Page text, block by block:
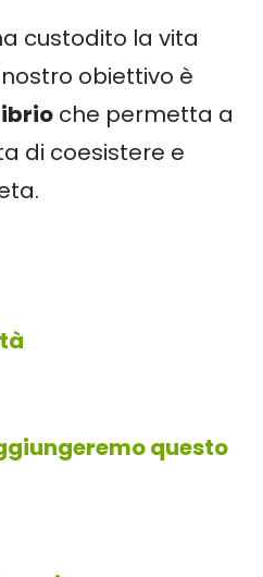
custodito la vita
obiettivo è
che permetta a
di coesistere e
questo